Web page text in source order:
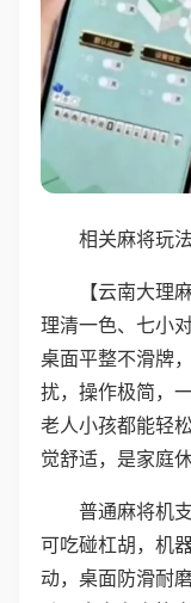
相关麻将玩
【云南大理
理清一色、七小
桌面平整不滑牌
扰，操作极简，
老人小孩都能轻
觉舒适，是家庭
普通麻将机
可吃碰杠胡，机
动，桌面防滑耐